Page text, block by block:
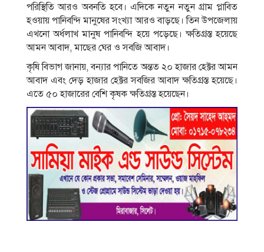
পরিস্থিতি আরও অবনতি হবে। এদিকে নতুন নতুন গ্রাম প্লাবিত
হওয়ায় পানিবন্দি মানুষের সংখ্যা আরও বাড়ছে। তিন উপজেলায়
এখনো অর্ধলাখ মানুষ পানিবন্দি হয়ে পড়েছে। ক্ষতিগ্রস্ত হয়েছে
আমন আবাদ, মাছের ঘের ও সবজি আবাদ।
কৃষি বিভাগ জানায়, বন্যার পানিতে অন্তত ২০ হাজার হেক্টর আমন
আবাদ এবং দেড় হাজার হেক্টর সবজির আবাদ ক্ষতিগ্রস্ত হয়েছে।
এতে ৫০ হাজারের বেশি কৃষক ক্ষতিগ্রস্ত হয়েছেন।